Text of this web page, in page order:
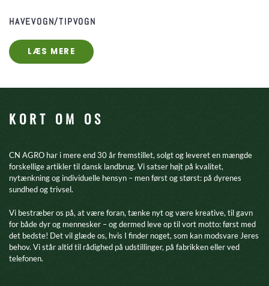
HAVEVOGN/TIPVOGN
LÆS MERE
KORT OM OS
CN AGRO har i mere end 30 år fremstillet, solgt og leveret en mængde
forskellige artikler til dansk landbrug. Vi satser højt på kvalitet,
nytænkning og individuelle hensyn – men først og størst: på dyrenes
sundhed og trivsel.
​Vi bestræber os på, at være foran, tænke nyt og være kreative, til gavn
for både dyr og mennesker – og dermed leve op til vort motto: først med
det bedste! Det vil glæde os, hvis I finder noget, som kan modsvare Jeres
behov. Vi står altid til rådighed på udstillinger, på fabrikken eller ved
telefonen.